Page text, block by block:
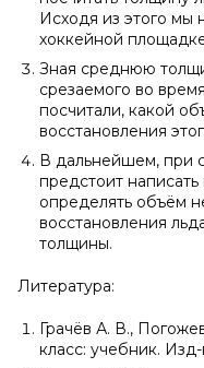
Исходя из этого
хоккейной
Зная среднюю
срезаемого во
посчитали, какой
восстановления
В дальнейшем, при
предстоит
определять объём
восстановления
толщины.
Литература:
Грачёв А. В.,
класс: учебник.